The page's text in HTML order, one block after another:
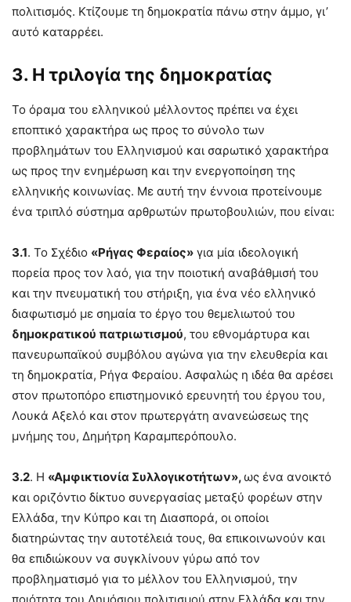
πολιτισμός. Κτίζουμε τη δημοκρατία πάνω στην άμμο, γι’
αυτό καταρρέει.
3. Η τριλογία της δημοκρατίας
Το όραμα του ελληνικού μέλλοντος πρέπει να έχει
εποπτικό χαρακτήρα ως προς το σύνολο των
προβλημάτων του Ελληνισμού και σαρωτικό χαρακτήρα
ως προς την ενημέρωση και την ενεργοποίηση της
ελληνικής κοινωνίας. Με αυτή την έννοια προτείνουμε
ένα τριπλό σύστημα αρθρωτών πρωτοβουλιών, που είναι:
3.1. Το Σχέδιο «Ρήγας Φεραίος» για μία ιδεολογική
πορεία προς τον λαό, για την ποιοτική αναβάθμισή του
και την πνευματική του στήριξη, για ένα νέο ελληνικό
διαφωτισμό με σημαία το έργο του θεμελιωτού του
δημοκρατικού πατριωτισμού, του εθνομάρτυρα και
πανευρωπαϊκού συμβόλου αγώνα για την ελευθερία και
τη δημοκρατία, Ρήγα Φεραίου. Ασφαλώς η ιδέα θα αρέσει
στον πρωτοπόρο επιστημονικό ερευνητή του έργου του,
Λουκά Αξελό και στον πρωτεργάτη ανανεώσεως της
μνήμης του, Δημήτρη Καραμπερόπουλο.
3.2. Η «Αμφικτιονία Συλλογικοτήτων»,ως ένα ανοικτό
και οριζόντιο δίκτυο συνεργασίας μεταξύ φορέων στην
Ελλάδα, την Κύπρο και τη Διασπορά, οι οποίοι
διατηρώντας την αυτοτέλειά τους, θα επικοινωνούν και
θα επιδιώκουν να συγκλίνουν γύρω από τον
προβληματισμό για το μέλλον του Ελληνισμού, την